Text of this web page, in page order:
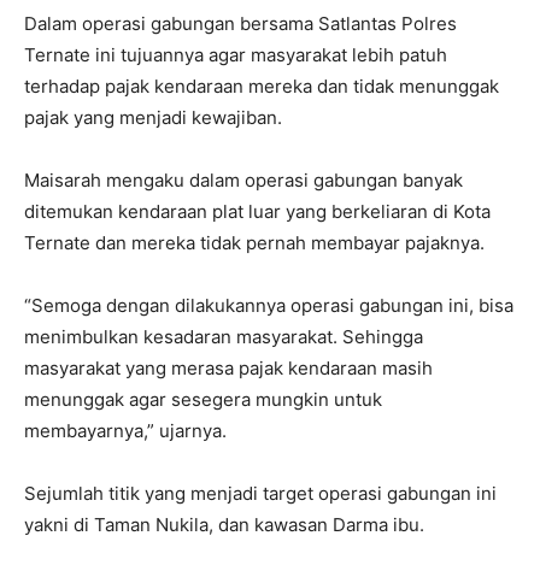
Dalam operasi gabungan bersama Satlantas Polres
Ternate ini tujuannya agar masyarakat lebih patuh
terhadap pajak kendaraan mereka dan tidak menunggak
pajak yang menjadi kewajiban.
Maisarah mengaku dalam operasi gabungan banyak
ditemukan kendaraan plat luar yang berkeliaran di Kota
Ternate dan mereka tidak pernah membayar pajaknya.
“Semoga dengan dilakukannya operasi gabungan ini, bisa
menimbulkan kesadaran masyarakat. Sehingga
masyarakat yang merasa pajak kendaraan masih
menunggak agar sesegera mungkin untuk
membayarnya,” ujarnya.
Sejumlah titik yang menjadi target operasi gabungan ini
yakni di Taman Nukila, dan kawasan Darma ibu.